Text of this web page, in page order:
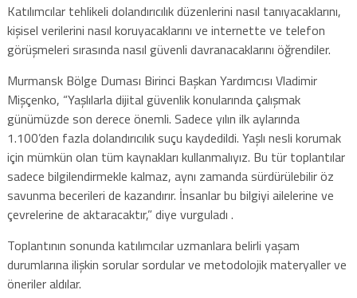
Katılımcılar tehlikeli dolandırıcılık düzenlerini nasıl tanıyacaklarını,
kişisel verilerini nasıl koruyacaklarını ve internette ve telefon
görüşmeleri sırasında nasıl güvenli davranacaklarını öğrendiler.
Murmansk Bölge Duması Birinci Başkan Yardımcısı Vladimir
Mişçenko, “Yaşlılarla dijital güvenlik konularında çalışmak
günümüzde son derece önemli. Sadece yılın ilk aylarında
1.100’den fazla dolandırıcılık suçu kaydedildi. Yaşlı nesli korumak
için mümkün olan tüm kaynakları kullanmalıyız. Bu tür toplantılar
sadece bilgilendirmekle kalmaz, aynı zamanda sürdürülebilir öz
savunma becerileri de kazandırır. İnsanlar bu bilgiyi ailelerine ve
çevrelerine de aktaracaktır,” diye vurguladı .
Toplantının sonunda katılımcılar uzmanlara belirli yaşam
durumlarına ilişkin sorular sordular ve metodolojik materyaller ve
öneriler aldılar.